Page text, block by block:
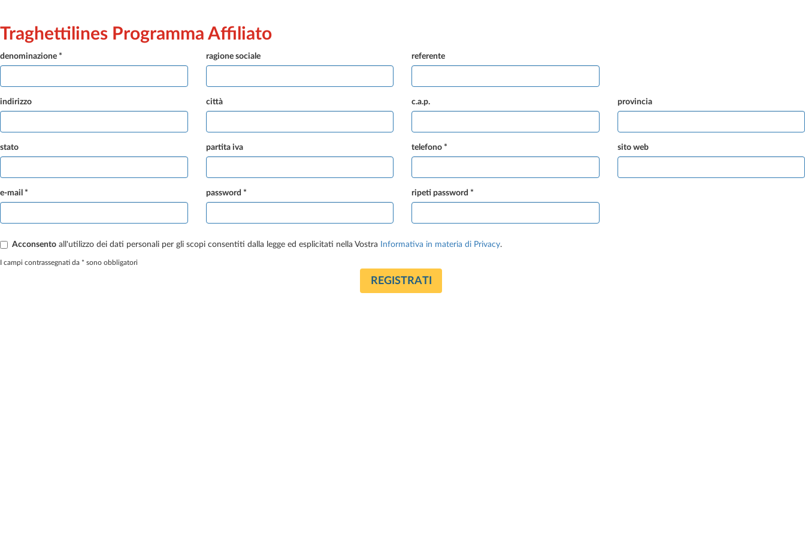
Traghettilines Programma Affiliato
denominazione * ragione sociale referente
indirizzo città c.a.p. provincia
stato partita iva telefono * sito web
e-mail * password * ripeti password *
Acconsento all'utilizzo dei dati personali per gli scopi consentiti dalla legge ed esplicitati nella Vostra Informativa in materia di Privacy.
I campi contrassegnati da * sono obbligatori